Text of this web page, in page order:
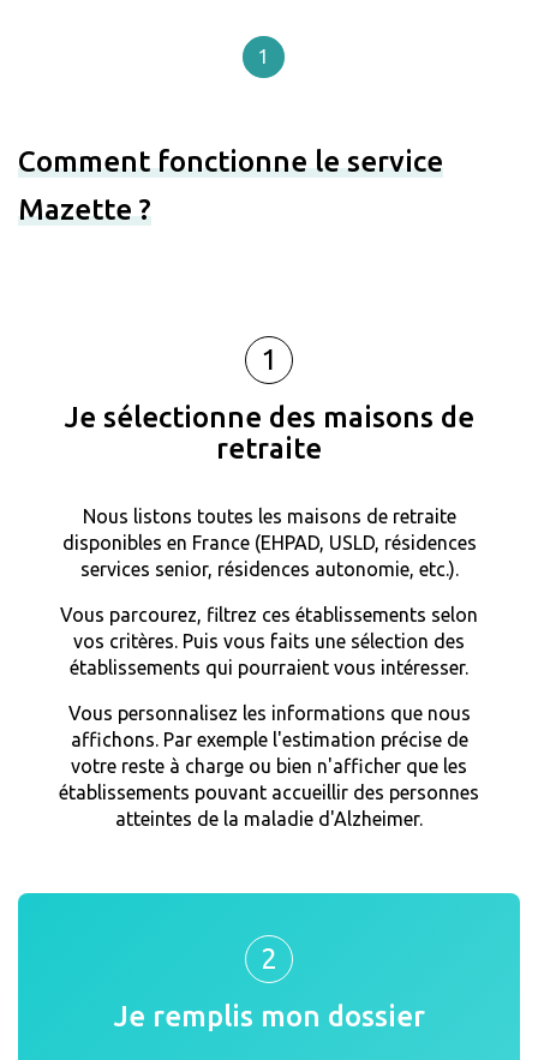
1
Comment fonctionne le service
Mazette ?
1
Je sélectionne des maisons de
retraite
Nous listons toutes les maisons de retraite
disponibles en France (EHPAD, USLD, résidences
services senior, résidences autonomie, etc.).
Vous parcourez, filtrez ces établissements selon
vos critères. Puis vous faits une sélection des
établissements qui pourraient vous intéresser.
Vous personnalisez les informations que nous
affichons. Par exemple l'estimation précise de
votre reste à charge ou bien n'afficher que les
établissements pouvant accueillir des personnes
atteintes de la maladie d'Alzheimer.
2
Je remplis mon dossier